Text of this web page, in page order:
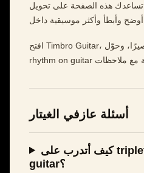
تساعدك هذه الصفحة على تحويل triplet rhythm on guitar
افتح Timbro Guitar، اختر مقطعًا قصيرًا، وحوّل triplet
أسئلة عازفي الغيتار
كيف أتدرب على triplet rhythm on
guitar؟